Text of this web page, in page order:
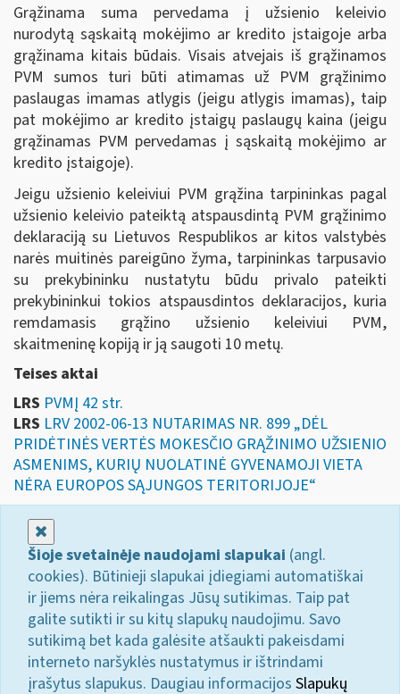
Grąžinama suma pervedama į užsienio keleivio
nurodytą sąskaitą mokėjimo ar kredito įstaigoje arba
grąžinama kitais būdais. Visais atvejais iš grąžinamos
PVM sumos turi būti atimamas už PVM grąžinimo
paslaugas imamas atlygis (jeigu atlygis imamas), taip
pat mokėjimo ar kredito įstaigų paslaugų kaina (jeigu
grąžinamas PVM pervedamas į sąskaitą mokėjimo ar
kredito įstaigoje).
Jeigu užsienio keleiviui PVM grąžina tarpininkas pagal
užsienio keleivio pateiktą atspausdintą PVM grąžinimo
deklaraciją su Lietuvos Respublikos ar kitos valstybės
narės muitinės pareigūno žyma, tarpininkas tarpusavio
su prekybininku nustatytu būdu privalo pateikti
prekybininkui tokios atspausdintos deklaracijos, kuria
remdamasis grąžino užsienio keleiviui PVM,
skaitmeninę kopiją ir ją saugoti 10 metų.
Teises aktai
LRS PVMĮ 42 str.
LRS LRV 2002-06-13 NUTARIMAS NR. 899 „DĖL
PRIDĖTINĖS VERTĖS MOKESČIO GRĄŽINIMO UŽSIENIO
ASMENIMS, KURIŲ NUOLATINĖ GYVENAMOJI VIETA
NĖRA EUROPOS SĄJUNGOS TERITORIJOJE“
Šioje svetainėje naudojami slapukai (angl.
cookies). Būtinieji slapukai įdiegiami automatiškai
ir jiems nėra reikalingas Jūsų sutikimas. Taip pat
galite sutikti ir su kitų slapukų naudojimu. Savo
sutikimą bet kada galėsite atšaukti pakeisdami
interneto naršyklės nustatymus ir ištrindami
įrašytus slapukus. Daugiau informacijos Slapukų